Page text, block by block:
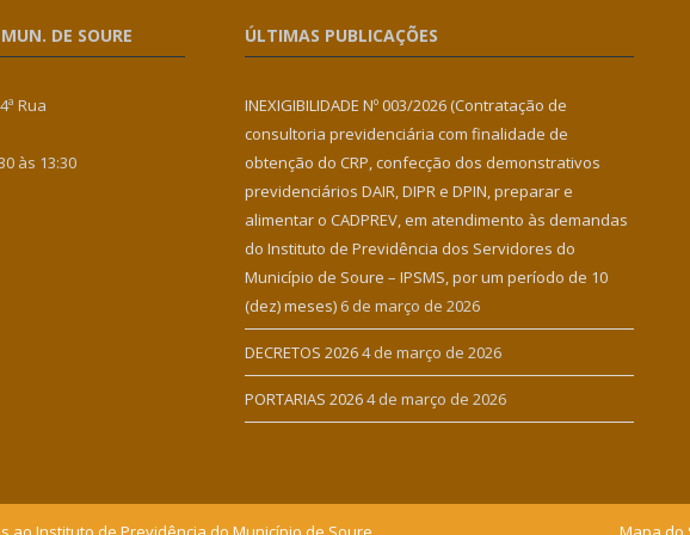
DE SOURE
Rua
às 13:30
ÚLTIMAS PUBLICAÇÕES
INEXIGIBILIDADE Nº 003/2026 (Contratação de
consultoria previdenciária com finalidade de
obtenção do CRP, confecção dos demonstrativos
previdenciários DAIR, DIPR e DPIN, preparar e
alimentar o CADPREV, em atendimento às demandas
do Instituto de Previdência dos Servidores do
Município de Soure – IPSMS, por um período de 10
(dez) meses) 6 de março de 2026
DECRETOS 20264 de março de 2026
PORTARIAS 20264 de março de 2026